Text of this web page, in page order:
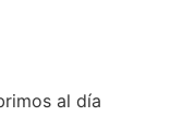
al día